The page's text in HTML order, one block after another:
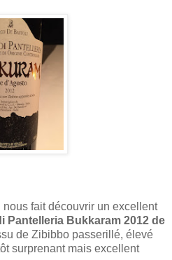
fait découvrir un excellent
Pantelleria Bukkaram 2012 de
de Zibibbo passerillé, élevé
surprenant mais excellent